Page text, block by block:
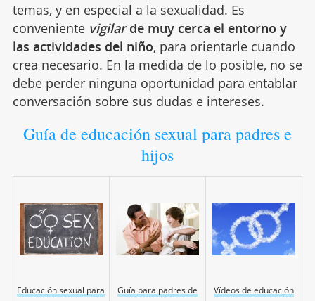
temas, y en especial a la sexualidad. Es
conveniente vigilarde muy cerca el entorno y
las actividades del niño, para orientarle cuando
crea necesario. En la medida de lo posible, no se
debe perder ninguna oportunidad para entablar
conversación sobre sus dudas e intereses.
Guía de educación sexual para padres e
hijos
Educación sexual para
Guía para padres de
Vídeos de educación